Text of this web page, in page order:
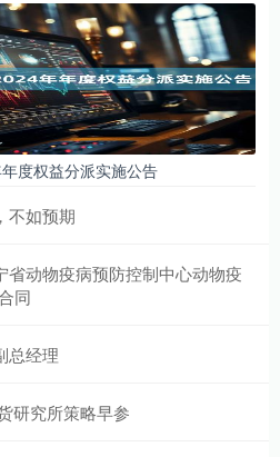
度权益分派实施公告
不如预期
动物疫病预防控制中心动物疫
同
总经理
研究所策略早参